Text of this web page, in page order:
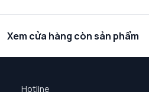
Xem cửa hàng còn sản phẩm
Hotline